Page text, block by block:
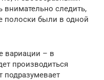
внимательно следить,
полоски были в одной
вариации – в
производиться
подразумевает